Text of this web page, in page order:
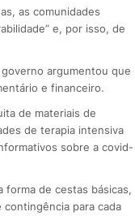
as comunidades
e, por isso, de
argumentou que
e financeiro.
de materiais de
de terapia intensiva
sobre a covid-
forma de cestas básicas,
contingência para cada